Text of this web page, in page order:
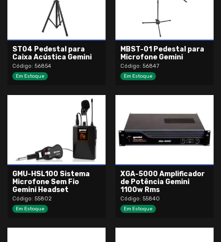
ST04 Pedestal para
Caixa Acústica Gemini
Código: 56854
Em Estoque
MBST-01 Pedestal para
Microfone Gemini
Código: 56847
Em Estoque
GMU-HSL100 Sistema
Microfone Sem Fio
Gemini Headset
Código: 55802
Em Estoque
XGA-5000 Amplificador
de Potência Gemini
1100w Rms
Código: 55840
Em Estoque